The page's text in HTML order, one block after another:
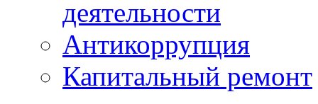
деятельности
Антикоррупция
Капитальный ремонт